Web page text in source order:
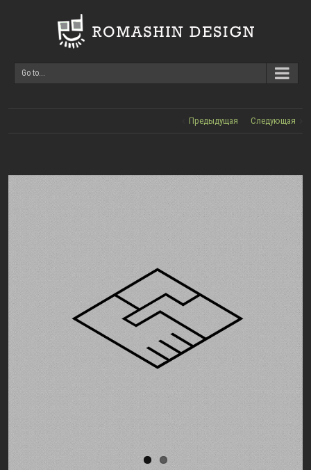
Go to...
Предыдущая Следующая